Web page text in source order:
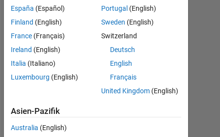
Statistik
MATLAB Answers
BEITRÄGE
-2-13
España (Español)
Finland (English)
France (Français)
Ireland (English)
Italia (Italiano)
Luxembourg (English)
Portugal (English)
Sweden (English)
Switzerland
Deutsch
English
Français
United Kingdom (English)
Asien-Pazifik
Australia (English)